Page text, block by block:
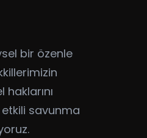
bir özenle
haklarını
savunma